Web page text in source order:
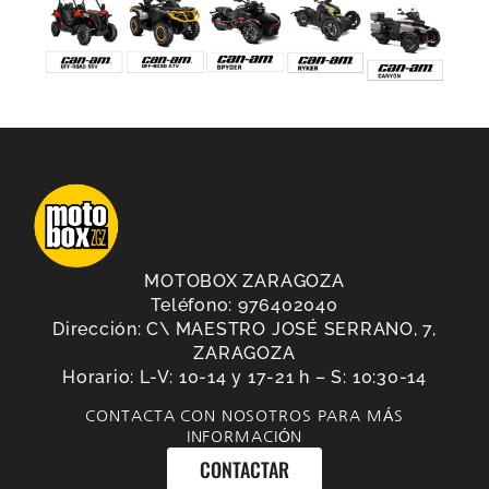
MOTOBOX ZARAGOZA
Teléfono: 976402040
Dirección: C\ MAESTRO JOSÉ SERRANO, 7,
ZARAGOZA
Horario: L-V: 10-14 y 17-21 h – S: 10:30-14
CONTACTA CON NOSOTROS PARA MÁS
INFORMACIÓN
CONTACTAR